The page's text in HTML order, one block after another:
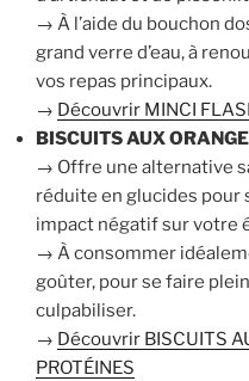
→ À l’aide du bouchon
grand verre d’eau, à
vos repas principaux.
→ Découvrir MINCI
BISCUITS AUX
→ Offre une alternative
réduite en glucides pour
impact négatif sur votre
→ À consommer
goûter, pour se faire
culpabiliser.
→ Découvrir BISCUITS
PROTÉINES